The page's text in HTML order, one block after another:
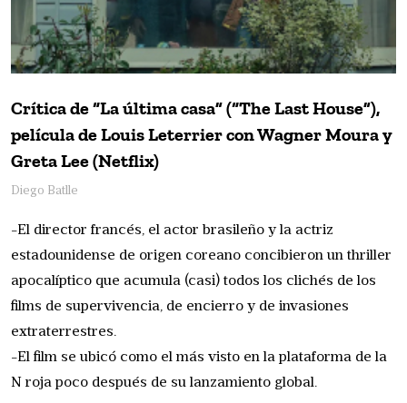
Crítica de “La última casa” (“The Last House”),
película de Louis Leterrier con Wagner Moura y
Greta Lee (Netflix)
Diego Batlle
-El director francés, el actor brasileño y la actriz
estadounidense de origen coreano concibieron un thriller
apocalíptico que acumula (casi) todos los clichés de los
films de supervivencia, de encierro y de invasiones
extraterrestres.
-El film se ubicó como el más visto en la plataforma de la
N roja poco después de su lanzamiento global.